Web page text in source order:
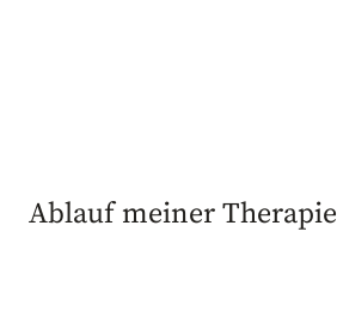
Ablauf meiner Therapie